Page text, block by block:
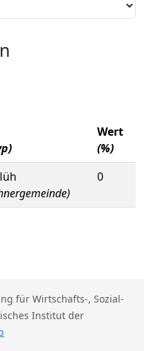
Wert
(%)
0
für Wirtschafts-, Sozial-
Institut der